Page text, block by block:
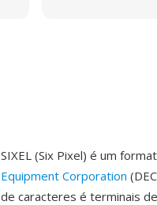
SIXEL (Six Pixel) é um
Equipment Corporation
de caracteres é terminais